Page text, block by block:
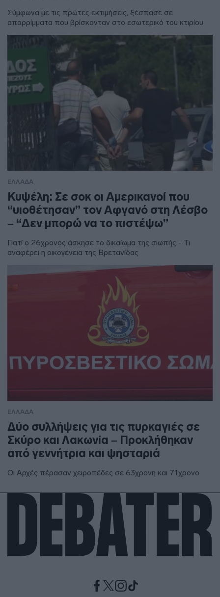
Σύμφωνα με τις πρώτες εκτιμήσεις, ξέσπασε σε
απορρίμματα που βρίσκονταν στο εσωτερικό του κτιρίου
ΕΛΛΑΔΑ
Κυψέλη: Σε σοκ οι Αμερικανοί που
“υιοθέτησαν” τον Αφγανό στη Λέσβο
– “Δεν μπορώ να το πιστέψω”
Γιατί ο 26χρονος άσκησε το δικαίωμα της σιωπής - Τι
αναφέρει η οικογένεια της Βρετανίδας
ΕΛΛΑΔΑ
Δύο συλλήψεις για τις πυρκαγιές σε
Σκύρο και Λακωνία – Προκλήθηκαν
από γεννήτρια και ψησταριά
Οι Αρχές πέρασαν χειροπέδες σε 63χρονη και 71χρονο